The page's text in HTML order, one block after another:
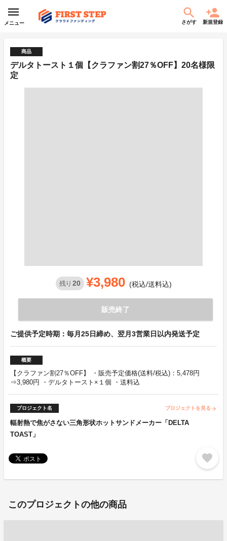
メニュー さがす 新規登録
商品
デルタトースト１個【クラファン割27％OFF】20名様限
定
残り 20 ¥3,980 (税込/送料込)
販売終了
ご提供予定時期：毎月25日締め、翌月3営業日以内発送予定
概要
【クラファン割27％OFF】 ・販売予定価格(送料/税込)：5,478円
⇒3,980円 ・デルタトースト×１個 ・送料込
プロジェクト名 プロジェクトを見る arrow_forward
輻射熱で焦がさない三角形状ホットサンドメーカー「DELTA
TOAST」
favorite
このプロジェクトの他の商品